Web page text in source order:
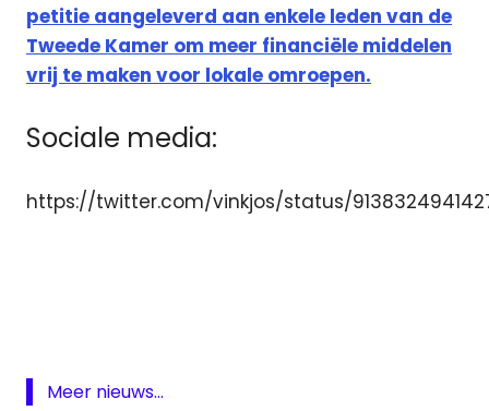
petitie aangeleverd aan enkele leden van de
Tweede Kamer om meer financiële middelen
vrij te maken voor lokale omroepen.
Sociale media:
https://twitter.com/vinkjos/status/
Meer nieuws...